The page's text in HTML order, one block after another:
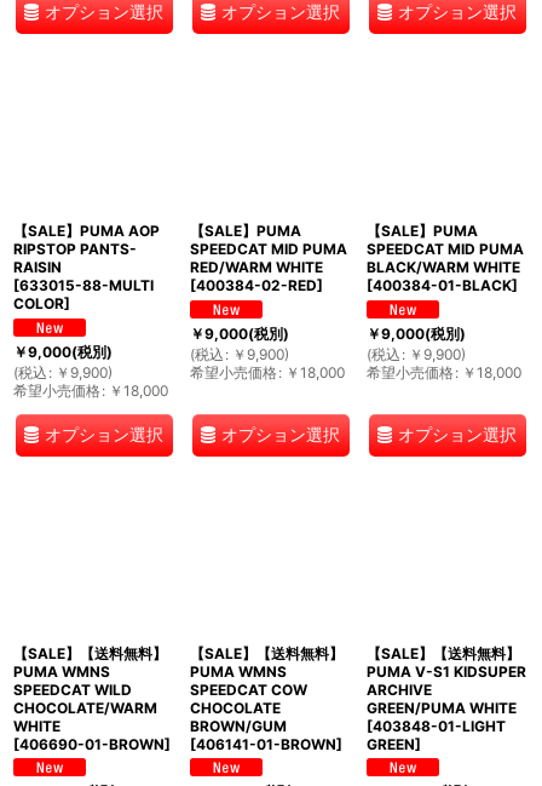
オプション選択 オプション選択 オプション選択
【SALE】PUMA AOP
RIPSTOP PANTS-
RAISIN
[633015-88-MULTI
COLOR]
￥9,000(税別)
(税込 : ￥ 9,900)
希望小売価格: ￥ 18,000
オプション選択
【SALE】PUMA
SPEEDCAT MID PUMA
RED/WARM WHITE
[400384-02-RED]
￥9,000(税別)
(税込 : ￥ 9,900)
希望小売価格: ￥ 18,000
オプション選択
【SALE】PUMA
SPEEDCAT MID PUMA
BLACK/WARM WHITE
[400384-01-BLACK]
￥9,000(税別)
(税込 : ￥ 9,900)
希望小売価格: ￥ 18,000
オプション選択
【SALE】【送料無料】
PUMA WMNS
SPEEDCAT WILD
CHOCOLATE/WARM
WHITE
[406690-01-BROWN]
【SALE】【送料無料】
PUMA WMNS
SPEEDCAT COW
CHOCOLATE
BROWN/GUM
[406141-01-BROWN]
【SALE】【送料無料】
PUMA V-S1 KIDSUPER
ARCHIVE
GREEN/PUMA WHITE
[403848-01-LIGHT
GREEN]